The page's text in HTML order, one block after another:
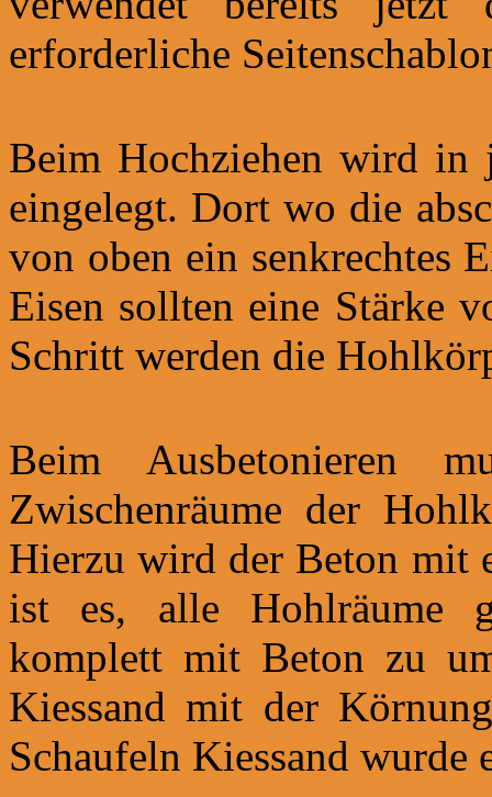
erforderliche
Beim Hochziehen wird in
eingelegt. Dort wo die
von oben ein senkrechtes
Eisen sollten eine Stärke
Schritt werden die
Beim Ausbetonieren
Zwischenräume der
Hierzu wird der Beton mit
ist es, alle Hohlräume
komplett mit Beton zu
Kiessand mit der
Schaufeln Kiessand wurde